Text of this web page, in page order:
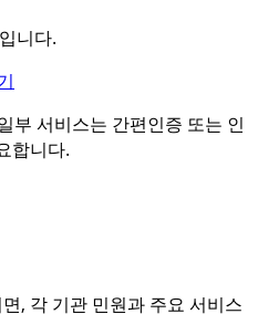
니다.
부 서비스는 간편인증 또는 인
합니다.
, 각 기관 민원과 주요 서비스